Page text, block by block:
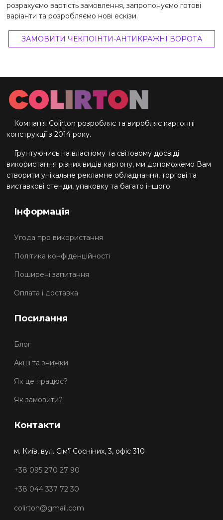
розрахуємо вартість замовлення, запропонуємо готові
варіанти та розробляємо нові ескізи.
ЗАМОВИТИ ЧЕКПОІНТИ-АНТИКРАЖНІ ВОРОТА
Компанія Colirton розробляє та виробляє картонні
конструкції з 2014 року.
Грунтуючись на власному та світовому досвіді
використання різних видів картону, ми допоможемо Вам
створити унікальне рекламне обладнання, торгові та
виставкові стенди, упаковку та багато іншого.
Інформація
Угода про використання
Політика конфіденційності
Поширені запитання
Оплата і доставка
Посилання
Блог
Акції та знижки
Як це працює?
Як замовити?
Контакти
м. Київ, вул. Сім'ї Сосніних, 3, офіс 310
+38 095 270 27 90
+38 044 337 72 30
colirton@gmail.com